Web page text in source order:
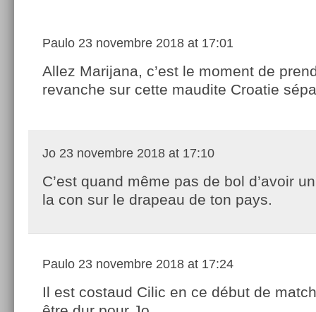
Paulo 23 novembre 2018 at 17:01
Allez Marijana, c’est le moment de
revanche sur cette maudite Croatie
Jo 23 novembre 2018 at 17:10
C’est quand même pas de bol d’avoir
la con sur le drapeau de ton pays.
Paulo 23 novembre 2018 at 17:24
Il est costaud Cilic en ce début de